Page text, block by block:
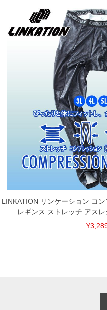
LINKATION リンケーション コ
レギンス ストレッチ アス